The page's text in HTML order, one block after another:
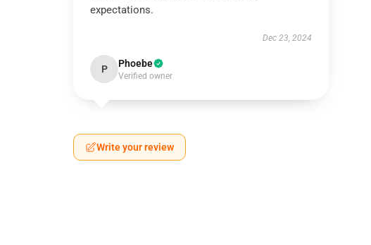
expectations.
Dec 23, 2024
P Phoebe
Verified owner
Write your review